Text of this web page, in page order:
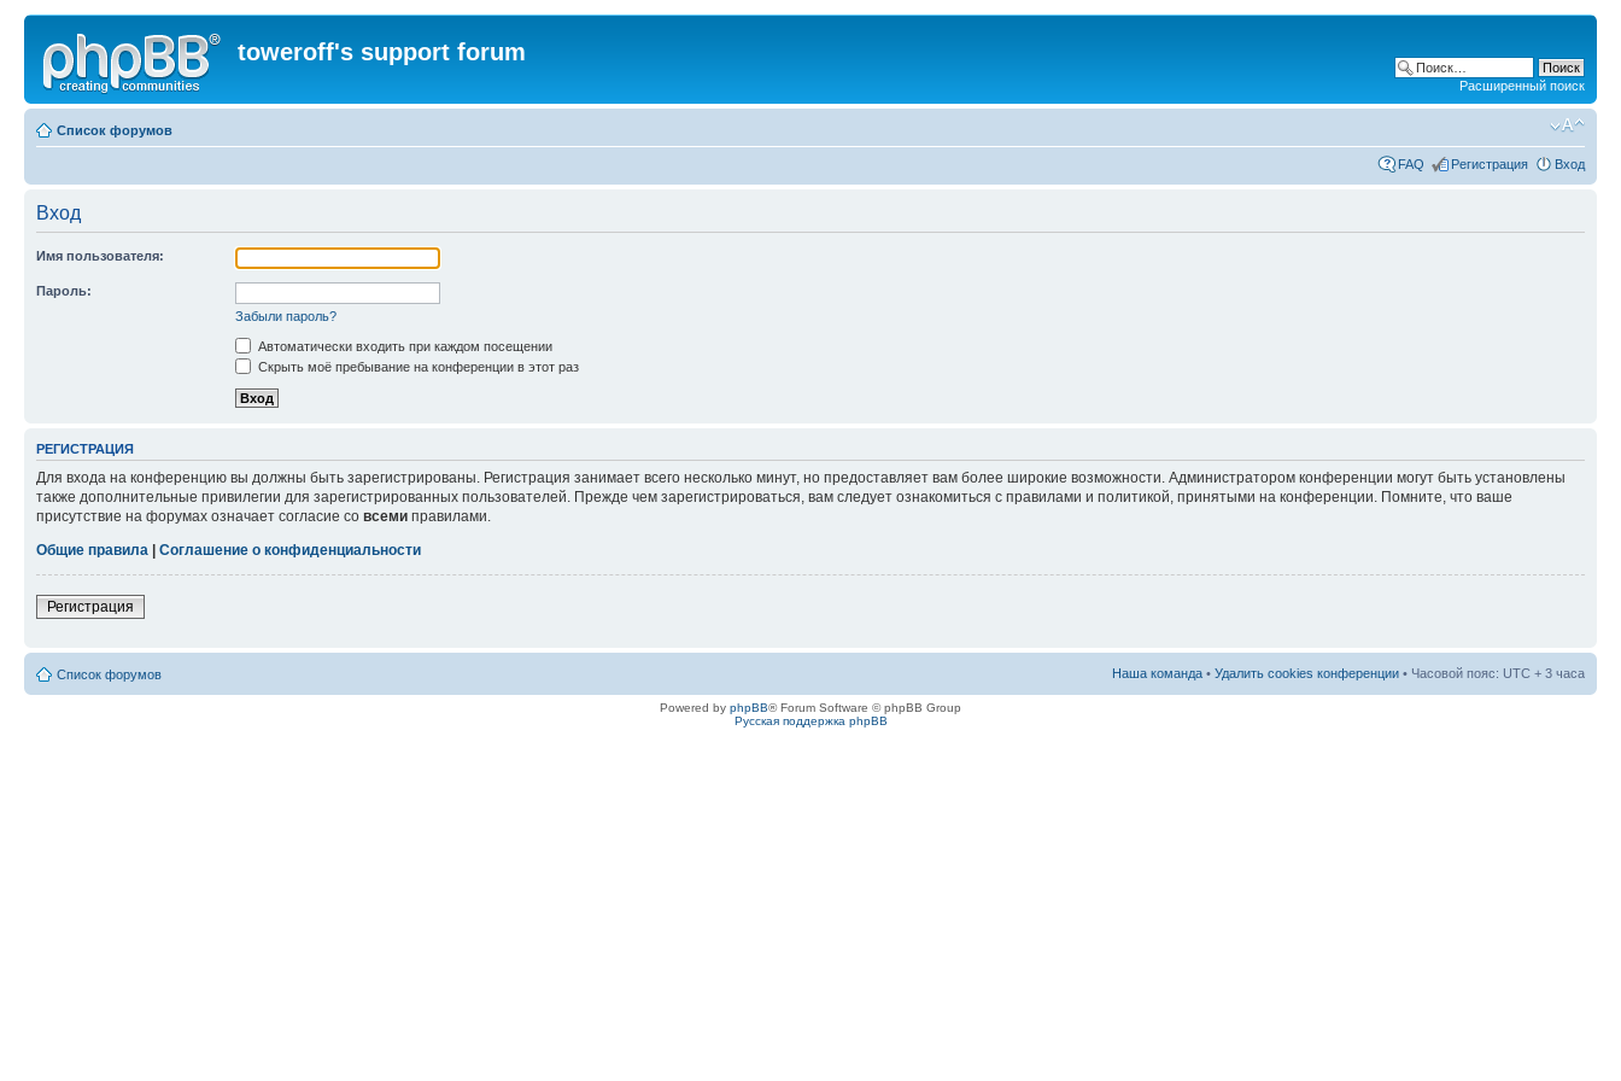
toweroff's support forum
Расширенный поиск
Список форумов
FAQ Регистрация Вход
Вход
Имя пользователя:
Пароль:
Забыли пароль?
Автоматически входить при каждом посещении
Скрыть моё пребывание на конференции в этот раз
РЕГИСТРАЦИЯ
Для входа на конференцию вы должны быть зарегистрированы. Регистрация занимает всего несколько минут, но предоставляет вам более широкие возможности. Администратором конференции могут быть установлены
также дополнительные привилегии для зарегистрированных пользователей. Прежде чем зарегистрироваться, вам следует ознакомиться с правилами и политикой, принятыми на конференции. Помните, что ваше
присутствие на форумах означает согласие со всеми правилами.
Общие правила | Соглашение о конфиденциальности
Регистрация
Список форумов Наша команда • Удалить cookies конференции • Часовой пояс: UTC + 3 часа
Powered by phpBB® Forum Software © phpBB Group
Русская поддержка phpBB